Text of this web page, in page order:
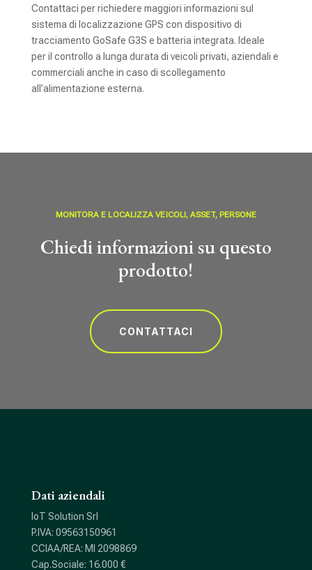
Contattaci per richiedere maggiori informazioni sul
sistema di localizzazione GPS con dispositivo di
tracciamento GoSafe G3S e batteria integrata. Ideale
per il controllo a lunga durata di veicoli privati, aziendali e
commerciali anche in caso di scollegamento
all’alimentazione esterna.
MONITORA E LOCALIZZA VEICOLI, ASSET, PERSONE
Chiedi informazioni su questo
prodotto!
CONTATTACI
Dati aziendali
IoT Solution Srl
P.IVA: 09563150961
CCIAA/REA: MI 2098869
Cap.Sociale: 16.000 €